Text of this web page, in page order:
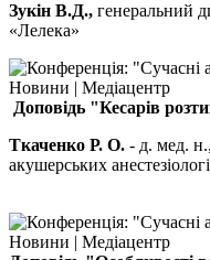
Зукін В.Д., генеральний
«Лелека»
Доповідь "Кесарів
Ткаченко Р. О. - д. мед.
акушерських